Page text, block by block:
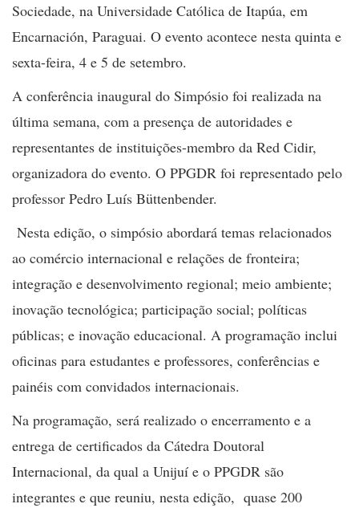
Sociedade, na Universidade Católica de Itapúa, em
Encarnación, Paraguai. O evento acontece nesta quinta e
sexta-feira, 4 e 5 de setembro.
A conferência inaugural do Simpósio foi realizada na
última semana, com a presença de autoridades e
representantes de instituições-membro da Red Cidir,
organizadora do evento. O PPGDR foi representado pelo
professor Pedro Luís Büttenbender.
Nesta edição, o simpósio abordará temas relacionados
ao comércio internacional e relações de fronteira;
integração e desenvolvimento regional; meio ambiente;
inovação tecnológica; participação social; políticas
públicas; e inovação educacional. A programação inclui
oficinas para estudantes e professores, conferências e
painéis com convidados internacionais.
Na programação, será realizado o encerramento e a
entrega de certificados da Cátedra Doutoral
Internacional, da qual a Unijuí e o PPGDR são
integrantes e que reuniu, nesta edição, quase 200